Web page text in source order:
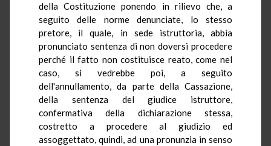
della Costituzione ponendo in rilievo che, a
seguito delle norme denunciate, lo stesso
pretore, il quale, in sede istruttoria, abbia
pronunciato sentenza di non doversi procedere
perché il fatto non costituisce reato, come nel
caso, si vedrebbe poi, a seguito
dell'annullamento, da parte della Cassazione,
della sentenza del giudice istruttore,
confermativa della dichiarazione stessa,
costretto a procedere al giudizio ed
assoggettato, quindi, ad una pronunzia in senso